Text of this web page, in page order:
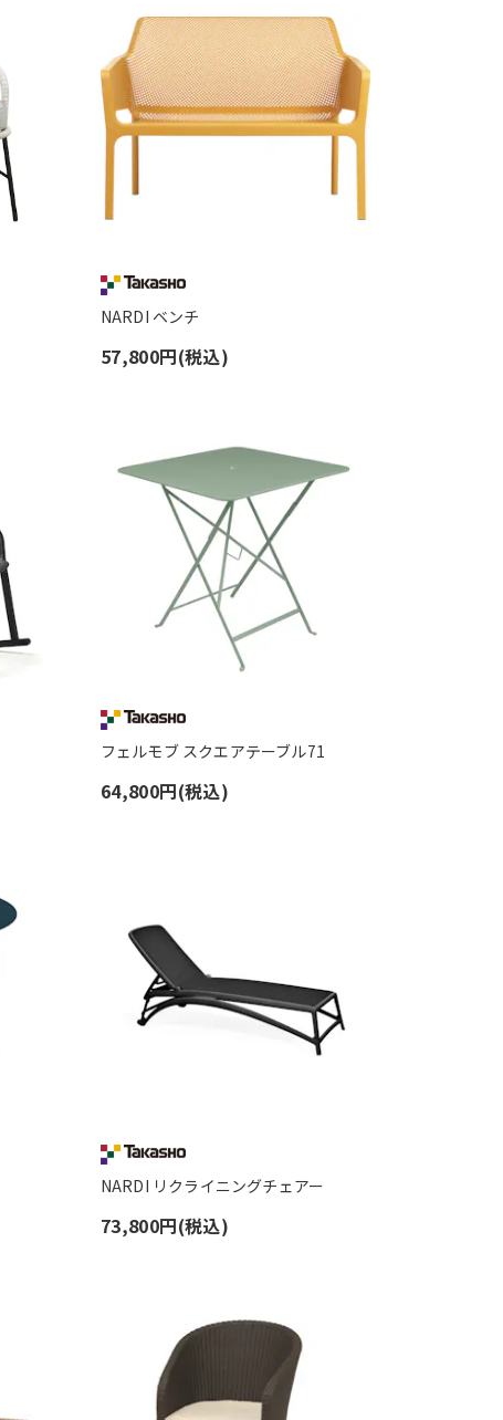
NARDI ベンチ
57,800円(税込)
フェルモブ スクエアテーブル71
64,800円(税込)
NARDI リクライニングチェアー
73,800円(税込)